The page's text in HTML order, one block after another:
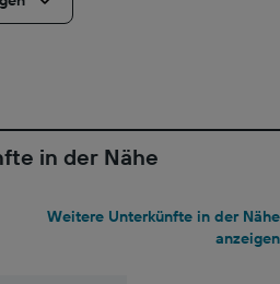
in der Nähe
Weitere Unterkünfte in der Nähe
anzeigen